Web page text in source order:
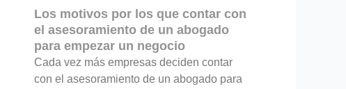
Los motivos por los que contar con
el asesoramiento de un abogado
para empezar un negocio
Cada vez más empresas deciden contar
con el asesoramiento de un abogado para